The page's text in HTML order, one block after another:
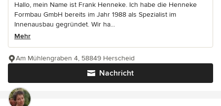
Hallo, mein Name ist Frank Henneke. Ich habe die Henneke
Formbau GmbH bereits im Jahr 1988 als Spezialist im
Innenausbau gegründet. Wir ha...
Mehr
Nachricht
Am Mühlengraben 4, 58849 Herscheid